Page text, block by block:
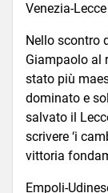
Venezia-
Nello scontro
Giampaolo al
stato più
dominato e
salvato il
scrivere ‘i
vittoria
Empoli-